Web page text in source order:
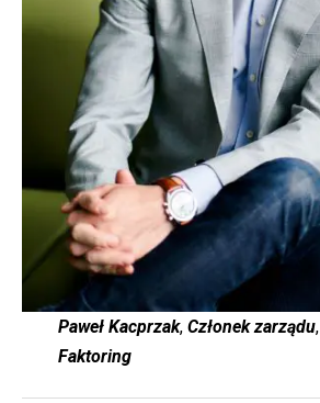
Paweł Kacprzak, Członek zarządu,
Faktoring